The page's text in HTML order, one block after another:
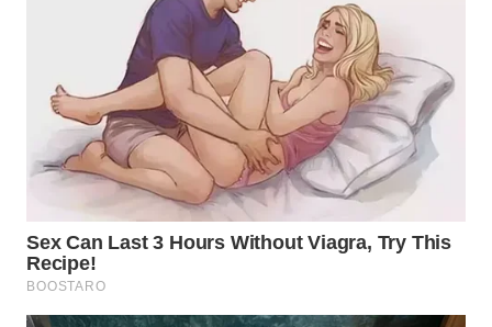
WN
SURABAYA
WN
WN
BINTAN